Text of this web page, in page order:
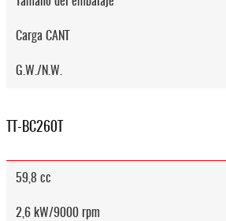
Carga CANT
G.W./N.W.
TT-BC260T
59,8 cc
2,6 kW/9000 rpm